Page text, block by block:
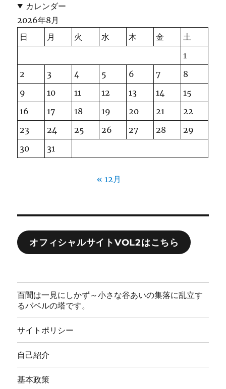
カレンダー
2026年8月
日
月 火 水 木 金
土
1
2
3 4 5 6 7
8
9
10 11 12 13 14
15
16
17 18 19 20 21
22
23
24 25 26 27 28
29
30
31
« 12月
オフィシャルサイトVOL2はこちら
百聞は一見にしかず～小さな谷あいの集落に乱立す
るバベルの塔です。
サイトポリシー
自己紹介
基本政策